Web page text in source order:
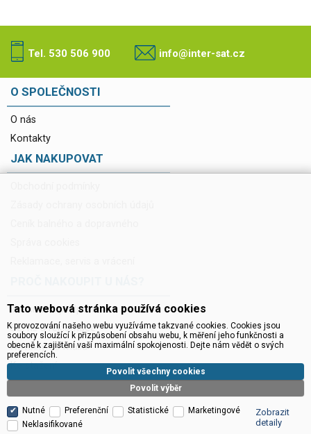
Tel. 530 506 900 info@inter-sat.cz
O SPOLEČNOSTI
O nás
Kontakty
JAK NAKUPOVAT
Technická podpora
Servis a reklamace
Novinky do mailu
Ke stažení
Tato webová stránka používá cookies
K provozování našeho webu využíváme takzvané cookies. Cookies jsou
soubory sloužící k přizpůsobení obsahu webu, k měření jeho funkčnosti a
obecně k zajištění vaší maximální spokojenosti. Dejte nám vědět o svých
preferencích.
Povolit výběr
Povolit všechny cookies
Nutné Preferenční Statistické
Marketingové
Neklasifikované
Zobrazit
detaily